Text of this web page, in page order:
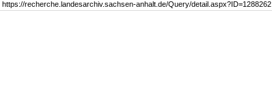
https://recherche.landesarchiv.sachsen-anhalt.de/Query/detail.aspx?ID=1288262